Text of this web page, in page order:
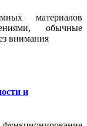
материалов
обычные
внимания
и